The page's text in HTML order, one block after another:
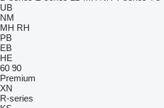
UB
NM
MH RH
PB
EB
HE
60 90
Premium
XN
R-series